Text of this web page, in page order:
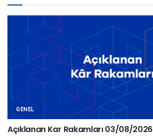
GENEL
Açıklanan Kar Rakamları 03/08/2026